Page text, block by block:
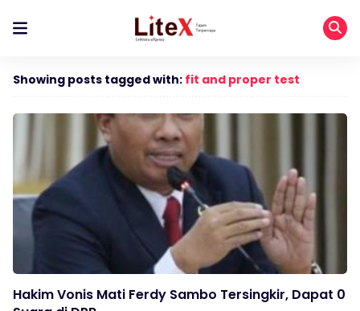
Showing posts tagged with: fit and proper test
Hakim Vonis Mati Ferdy Sambo Tersingkir, Dapat 0